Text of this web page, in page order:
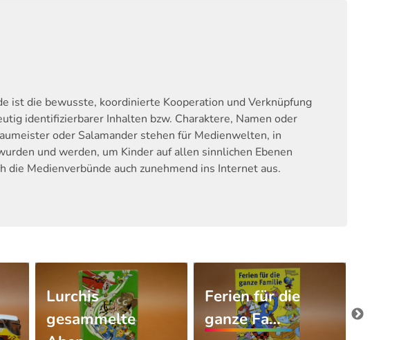
ist die bewusste, koordinierte Kooperation und Verknüpfung
identifizierbarer Inhalten bzw. Charaktere, Namen oder
oder Salamander stehen für Medienwelten, in
und werden, um Kinder auf allen sinnlichen Ebenen
Medienverbünde auch zunehmend ins Internet aus.
Lurchis
gesammelte
Ferien für die
ganze Fa…
Barbie